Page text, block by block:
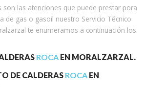
son las atenciones que puede prestar pora
de gas o gasoil nuestro Servicio Técnico
te enumeramos a continuación los
ROCA EN MORALZARZAL.
DE CALDERAS ROCA EN